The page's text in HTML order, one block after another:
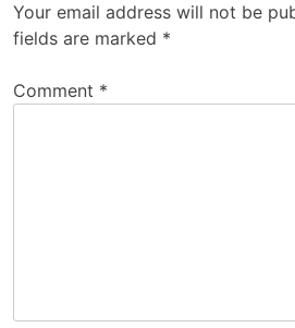
Your email address will not be
fields are marked *
Comment *